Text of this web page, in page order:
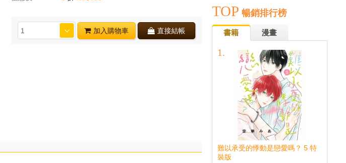
加入購物車 直接結帳
TOP 暢銷排行榜
書籍 漫畫
難以承受的悸動是戀愛嗎？ 5 特
裝版